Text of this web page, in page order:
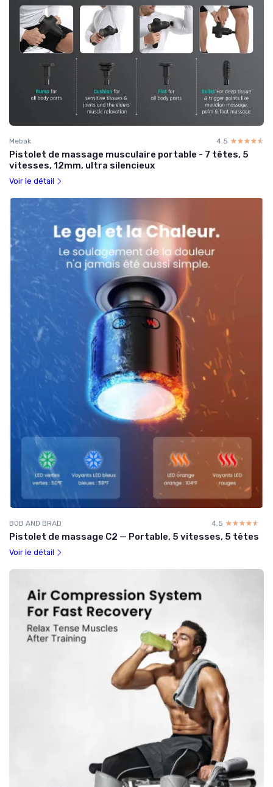
Mebak 4.5 ☆☆☆☆☆
★★★★★
Pistolet de massage musculaire portable - 7 têtes, 5
vitesses, 12mm, ultra silencieux
Voir le détail
BOB AND BRAD 4.5 ☆☆☆☆☆
★★★★★
Pistolet de massage C2 — Portable, 5 vitesses, 5 têtes
Voir le détail